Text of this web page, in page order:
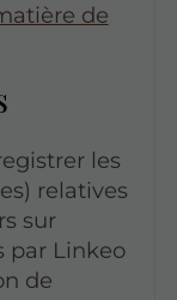
de
les
relatives
sur
par Linkeo
de